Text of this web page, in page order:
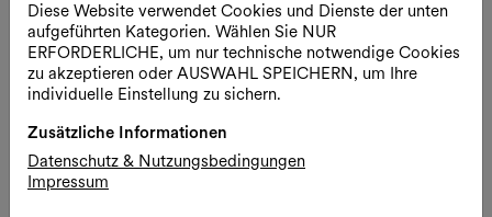
Musik Freier Eintritt Monday Listening Club
Monday Listening Club |
D.Schaerf
hosted by Martin Markeli
Diese Website verwendet Cookies und Dienste der unten
aufgeführten Kategorien. Wählen Sie NUR
ERFORDERLICHE, um nur technische notwendige Cookies
zu akzeptieren oder AUSWAHL SPEICHERN, um Ihre
individuelle Einstellung zu sichern.
Zusätzliche Informationen
Datenschutz & Nutzungsbedingungen
Impressum